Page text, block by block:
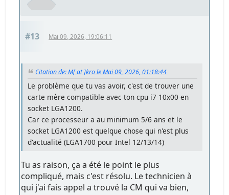
#13 Mai 09, 2026, 19:06:11
Citation de: M[ at ]kro le Mai 09, 2026, 01:18:44
Le problème que tu vas avoir, c'est de trouver une
carte mère compatible avec ton cpu i7 10x00 en
socket LGA1200.
Car ce processeur a au minimum 5/6 ans et le
socket LGA1200 est quelque chose qui n'est plus
d'actualité (LGA1700 pour Intel 12/13/14)
Tu as raison, ça a été le point le plus
compliqué, mais c'est résolu. Le technicien à
qui j'ai fais appel a trouvé la CM qui va bien,